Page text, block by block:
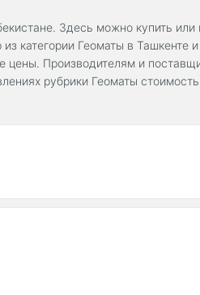
Здесь можно купить или
категории Геоматы в Ташкенте и
цены. Производителям и
рубрики Геоматы